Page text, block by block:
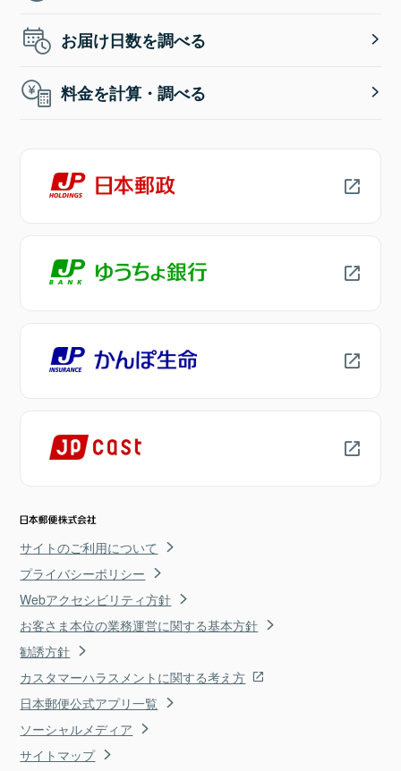
お届け日数を調べる
料金を計算・調べる
サイトのご利用について
プライバシーポリシー
Webアクセシビリティ方針
お客さま本位の業務運営に関する基本方針
勧誘方針
カスタマーハラスメントに関する考え方
日本郵便公式アプリ一覧
ソーシャルメディア
サイトマップ